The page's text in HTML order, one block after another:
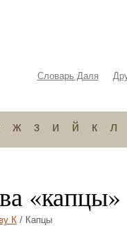
Словарь Даля
ж з и й к л
«капцы»
К/ Капцы